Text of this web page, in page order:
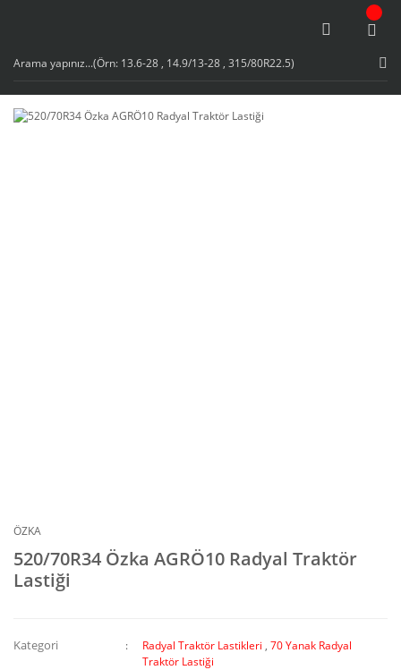
ÖZKA
520/70R34 Özka AGRÖ10 Radyal Traktör
Lastiği
Kategori Radyal Traktör Lastikleri ,70 Yanak Radyal
Traktör Lastiği